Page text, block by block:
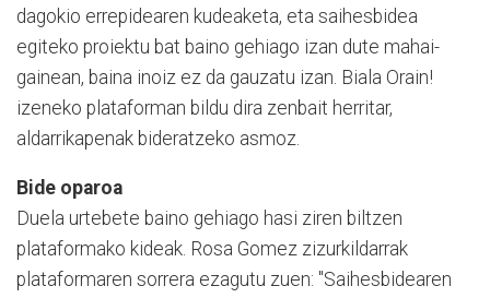
dagokio errepidearen kudeaketa, eta saihesbidea
egiteko proiektu bat baino gehiago izan dute mahai-
gainean, baina inoiz ez da gauzatu izan. Biala Orain!
izeneko plataforman bildu dira zenbait herritar,
aldarrikapenak bideratzeko asmoz.
Bide oparoa
Duela urtebete baino gehiago hasi ziren biltzen
plataformako kideak. Rosa Gomez zizurkildarrak
plataformaren sorrera ezagutu zuen: "Saihesbidearen